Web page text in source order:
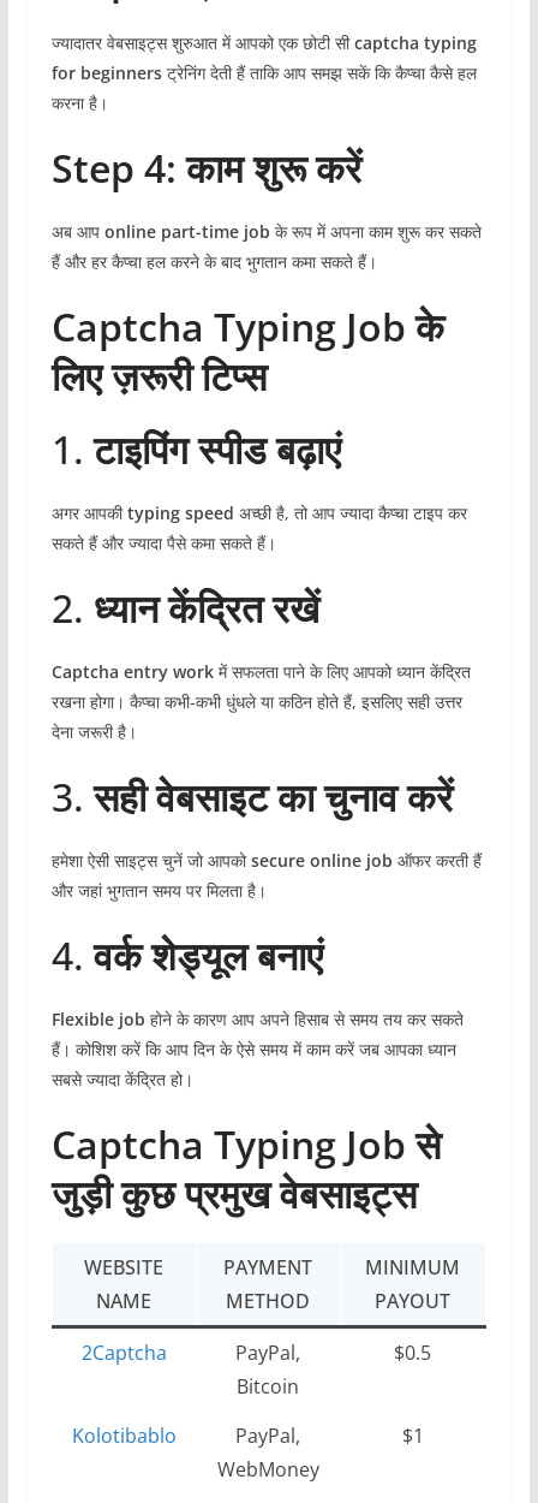
ज्यादातर वेबसाइट्स शुरुआत में आपको एक छोटी सीcaptcha typing
for beginnersट्रेनिंग देती हैं ताकि आप समझ सकें कि कैप्चा कैसे हल
करना है।
Step 4: काम शुरू करें
अब आप online part-time job के रूप में अपना काम शुरू कर सकते
हैं और हर कैप्चा हल करने के बाद भुगतान कमा सकते हैं।
Captcha Typing Job के
लिए ज़रूरी टिप्स
1.टाइपिंग स्पीड बढ़ाएं
अगर आपकीtyping speed अच्छी है, तो आप ज्यादा कैप्चा टाइप कर
सकते हैं और ज्यादा पैसे कमा सकते हैं।
2. ध्यान केंद्रित रखें
Captcha entry workमें सफलता पाने के लिए आपको ध्यान केंद्रित
रखना होगा। कैप्चा कभी-कभी धुंधले या कठिन होते हैं, इसलिए सही उत्तर
देना जरूरी है।
3.सही वेबसाइट का चुनाव करें
हमेशा ऐसी साइट्स चुनें जो आपकोsecure online job ऑफर करती हैं
और जहां भुगतान समय पर मिलता है।
4.वर्क शेड्यूल बनाएं
Flexible job होने के कारण आप अपने हिसाब से समय तय कर सकते
हैं। कोशिश करें कि आप दिन के ऐसे समय में काम करें जब आपका ध्यान
सबसे ज्यादा केंद्रित हो।
Captcha Typing Job से
जुड़ी कुछ प्रमुख वेबसाइट्स
WEBSITE
NAME
PAYMENT
METHOD
MINIMUM
PAYOUT
2Captcha
PayPal,
Bitcoin
$0.5
Kolotibablo
PayPal,
WebMoney
$1